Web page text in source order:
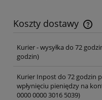
Koszty dostawy
Cena nie zawiera
Kurier - wysyłka do 72
godzin)
Kurier Inpost do 72 godzin
wpłynięciu pieniędzy na
0000 0000 3016 5039)